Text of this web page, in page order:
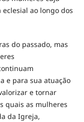
ao longo dos
do passado, mas
e para sua atuação
e tornar
quais as mulheres
da Igreja,